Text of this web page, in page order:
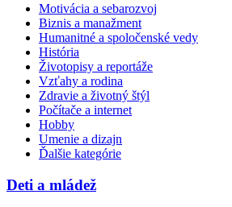
Motivácia a sebarozvoj
Biznis a manažment
Humanitné a spoločenské vedy
História
Životopisy a reportáže
Vzťahy a rodina
Zdravie a životný štýl
Počítače a internet
Hobby
Umenie a dizajn
Ďalšie kategórie
Deti a mládež